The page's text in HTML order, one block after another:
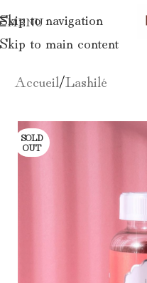
Skip to navigation
Skip to main content
MENU
Accueil/Lashilé
SOLD
OUT